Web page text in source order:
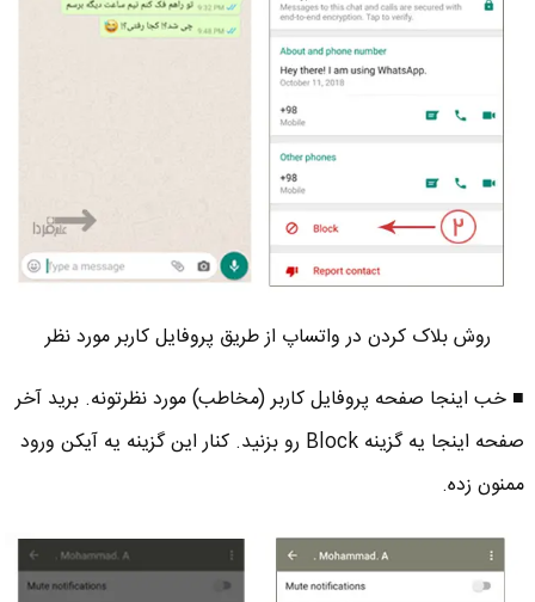
روش بلاک کردن در واتساپ از طریق پروفایل کاربر مورد نظر
■ خب اینجا صفحه پروفایل کاربر (مخاطب) مورد نظرتونه. برید آخر
صفحه اینجا یه گزینه Block رو بزنید. کنار این گزینه یه آیکن ورود
ممنون زده.